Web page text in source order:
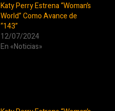
Katy Perry Estrena “Woman’s
World” Como Avance de
“143”
12/07/2024
En «Noticias»